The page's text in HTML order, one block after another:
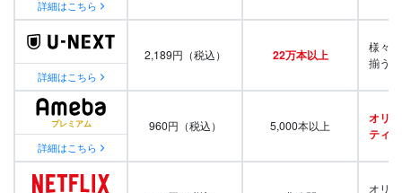
詳細はこちら
詳細はこちら
2,189円（税込） 22万本以上
様々
揃う
詳細はこちら
960円（税込） 5,000本以上
オリ
ティ
オリ